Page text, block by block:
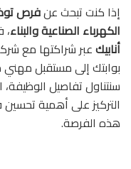
إذا كنت تبحث عنفرص
الكهرباء الصناعية والبناء
أنابيكعبر شراكتها مع
بوابتك إلى مستقبل
سنتناول تفاصيل الوظيفة،
التركيز على أهمية
هذه الفرصة.